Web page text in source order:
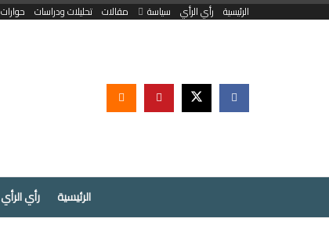
الرئيسية رأي الرأي سياسة مقالات تحليلات ودراسات حوارات
الرئيسية رأي الرأي